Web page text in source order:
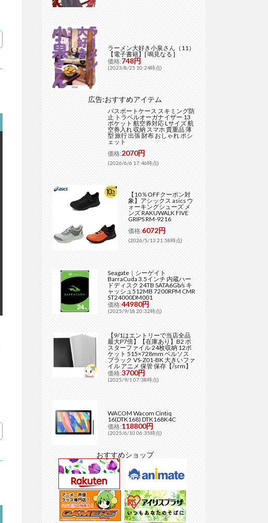
ラーメン大好き小泉さん（11）
【電子書籍】[ 鳴見なる ]
価格:748円
(2023/8/25 10:24時点)
広告:おすすめアイテム
パスポートケース スキミング防
止 トラベルオーガナイザー 13
ポケット 航空券対応 Lサイズ 航
空券入れ 収納 スマホ 貴重品 薄
型 旅行 出張 財布 おしゃれ ポシ
ェット
価格:2070円
(2026/6/6 17:46時点)
【10％OFFクーポン対
象】アシックス asics ウ
ォーキングシューズ メ
ンズ RAKUWALK FIVE
GRIPS RM-9216
価格:6072円
(2026/5/13 21:58時点)
Seagate｜シーゲイト
BarraCuda 3.5インチ 内蔵ハー
ドディスク 24TB SATA6Gb/s キ
ャッシュ512MB 7200RPM CMR
ST24000DM001
価格:44980円
(2025/9/18 20:32時点)
【9/1はエントリーで当店全品
最大P7倍】【在庫あり】B2 ポ
スターファイル 24枚収納 12ポ
ケット 515×728mm ベルソス
ブラック VS-Z01-BK 大きいファ
イル アニメ 保管 保存【/srm】
価格:3700円
(2025/9/1 07:38時点)
WACOM Wacom Cintiq
16(DTK168) DTK168K4C
価格:118800円
(2025/6/10 06:35時点)
おすすめショップ